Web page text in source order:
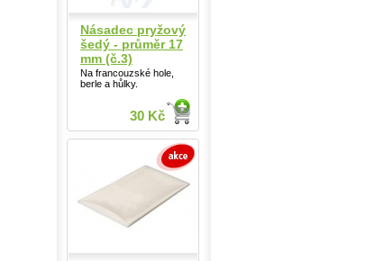
Násadec pryžový
šedý - průměr 17
mm (č.3)
Na francouzské hole,
berle a hůlky.
30 Kč